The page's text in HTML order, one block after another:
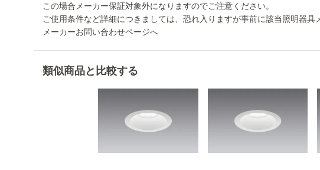
この場合メーカー保証対象外になりますのでご注意ください。
ご使用条件など詳細につきましては、恐れ入りますが事前に該当照明器具
メーカーお問い合わせページへ
類似商品と比較する